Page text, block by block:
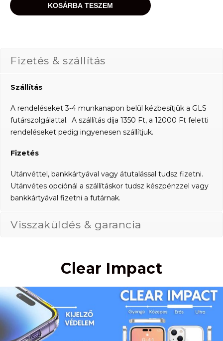
KOSÁRBA TESZEM
Fizetés & szállítás
Szállítás
A rendeléseket 3-4 munkanapon belül kézbesítjük a GLS
futárszolgálattal. A szállítás díja 1350 Ft, a 12000 Ft feletti
rendeléseket pedig ingyenesen szállítjuk.
Fizetés
Utánvéttel, bankkártyával vagy átutalással tudsz fizetni.
Utánvétes opciónál a szállításkor tudsz készpénzzel vagy
bankkártyával fizetni a futárnak.
Visszaküldés & garancia
Clear Impact